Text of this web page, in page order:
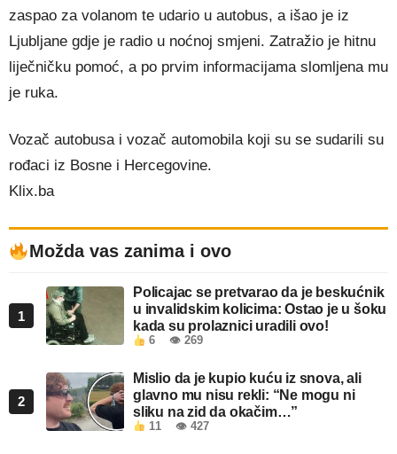
zaspao za volanom te udario u autobus, a išao je iz
Ljubljane gdje je radio u noćnoj smjeni. Zatražio je hitnu
liječničku pomoć, a po prvim informacijama slomljena mu
je ruka.
Vozač autobusa i vozač automobila koji su se sudarili su
rođaci iz Bosne i Hercegovine.
Klix.ba
Možda vas zanima i ovo
1
Policajac se pretvarao da je beskućnik
u invalidskim kolicima: Ostao je u šoku
kada su prolaznici uradili ovo!
6 👁 269
2
Mislio da je kupio kuću iz snova, ali
glavno mu nisu rekli: “Ne mogu ni
sliku na zid da okačim…”
11 👁 427